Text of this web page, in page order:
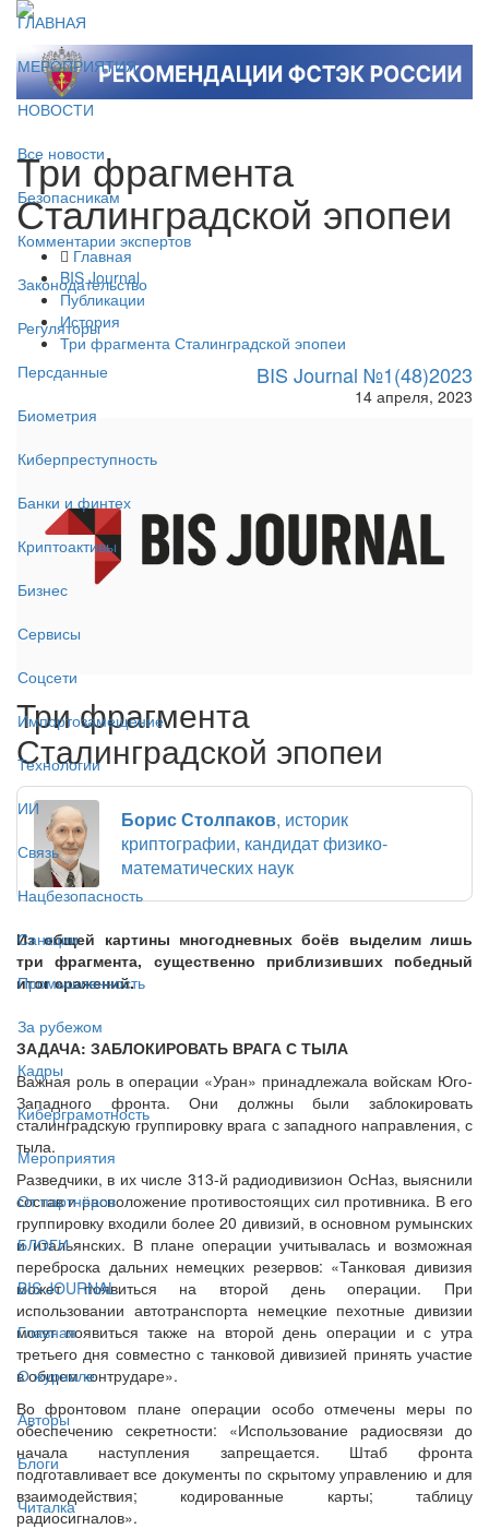
ГЛАВНАЯ
МЕРОПРИЯТИЯ
НОВОСТИ
Все новости
Безопасникам
Комментарии экспертов
Законодательство
Регуляторы
Персданные
Биометрия
Киберпреступность
Банки и финтех
Криптоактивы
Бизнес
Сервисы
Соцсети
Импортозамещение
Технологии
ИИ
Связь
Нацбезопасность
Санкции
Промышленность
За рубежом
Кадры
Киберграмотность
Мероприятия
От партнёров
БЛОГИ
BIS JOURNAL
Главная
О журнале
Авторы
Блоги
Читалка
Три фрагмента
Сталинградской эпопеи
Главная
BIS Journal
Публикации
История
Три фрагмента Сталинградской эпопеи
BIS Journal №1(48)2023
14 апреля, 2023
Три фрагмента
Сталинградской эпопеи
Борис Столпаков, историк
криптографии, кандидат физико-
математических наук
Из общей картины многодневных боёв выделим лишь
три фрагмента, существенно приблизивших победный
итог сражений.
ЗАДАЧА: ЗАБЛОКИРОВАТЬ ВРАГА С ТЫЛА
Важная роль в операции «Уран» принадлежала войскам Юго-
Западного фронта. Они должны были заблокировать
сталинградскую группировку врага с западного направления, с
тыла.
Разведчики, в их числе 313-й радиодивизион ОсНаз, выяснили
состав и расположение противостоящих сил противника. В его
группировку входили более 20 дивизий, в основном румынских
и итальянских. В плане операции учитывалась и возможная
переброска дальних немецких резервов: «Танковая дивизия
может появиться на второй день операции. При
использовании автотранспорта немецкие пехотные дивизии
могут появиться также на второй день операции и с утра
третьего дня совместно с танковой дивизией принять участие
в общем контрударе».
Во фронтовом плане операции особо отмечены меры по
обеспечению секретности: «Использование радиосвязи до
начала наступления запрещается. Штаб фронта
подготавливает все документы по скрытому управлению и для
взаимодействия; кодированные карты; таблицу
радиосигналов».